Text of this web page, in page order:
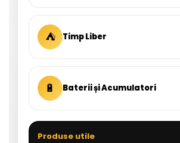
⛺ Timp Liber
🔋 Baterii și Acumulatori
Produse utile